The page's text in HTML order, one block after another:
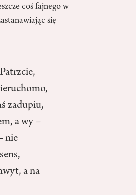
coś fajnego w
się
zadupiu,
a wy –
nie
a na